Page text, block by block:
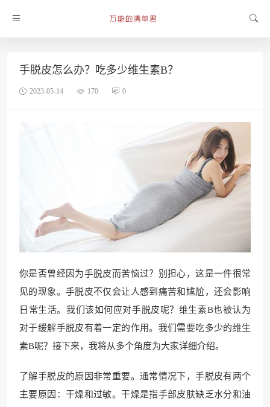
手脱皮怎么办？吃多少维生素B？
2023-05-14 170 0
你是否曾经因为手脱皮而苦恼过？别担心，这是一件很常
见的现象。手脱皮不仅会让人感到痛苦和尴尬，还会影响
日常生活。我们该如何应对手脱皮呢？维生素B也被认为
对于缓解手脱皮有着一定的作用。我们需要吃多少的维生
素B呢？接下来，我将从多个角度为大家详细介绍。
了解手脱皮的原因非常重要。通常情况下，手脱皮有两个
主要原因：干燥和过敏。干燥是指手部皮肤缺乏水分和油